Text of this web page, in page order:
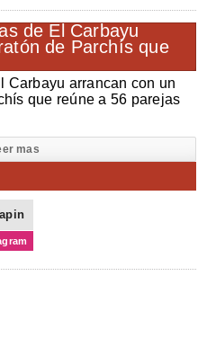
Carbayu arrancan con un
que reúne a 56 parejas
mas